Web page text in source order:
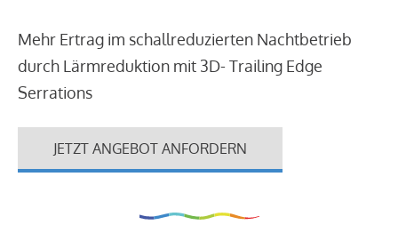
Mehr Ertrag im schallreduzierten Nachtbetrieb
durch Lärmreduktion mit 3D- Trailing Edge
Serrations
JETZT ANGEBOT ANFORDERN